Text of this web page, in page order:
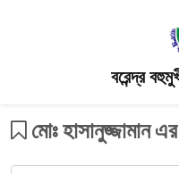
বরেন্দ্র
মোঃ হাসানুজ্জামান